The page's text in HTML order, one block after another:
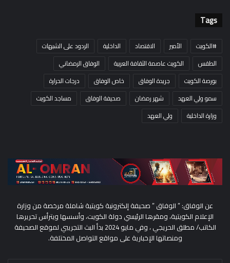
Tags
#الكويت الأمير الاقتصاد الداخلية
الردود على الشبهات
الطقس
الكويت عاصمة الثقافة العربية
الوفاق الرمضاني
بورصة الكويت
جريدة الوفاق خاص الوفاق
درجات الحرارة
سمو ولي العهد
شهر رمضان صحيفة الوفاق
مساجد الكويت
وزارة الداخلية
ولي العهد
عن الوفاق: ” الوفاق ” صحيفة إلكترونية كويتية شاملة مرخصة من وزارة
الإعلام الكويتية، ومقرها الرئيسي دولة الكويت، وأسسها ويترأس تحريرها
الكاتب/ مطلق الحريجي ، وفي مايو 2024 بدأ البث التجريبي لموقع الصحيفة
ومنصاتها الإخبارية على مواقع التواصل المختلفة.